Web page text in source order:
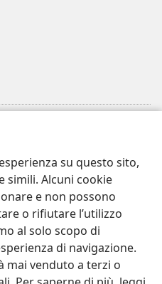
su questo sito,
simili. Alcuni cookie
e non possono
o rifiutare l’utilizzo
al solo scopo di
di navigazione.
mai venduto a terzi o